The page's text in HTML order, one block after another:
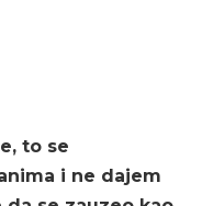
to se
i ne dajem